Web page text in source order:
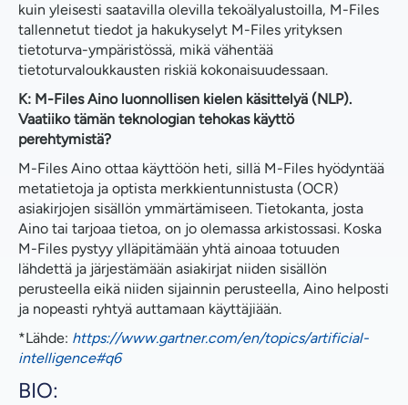
kuin yleisesti saatavilla olevilla tekoälyalustoilla, M-Files
tallennetut tiedot ja hakukyselyt M-Files yrityksen
tietoturva-ympäristössä, mikä vähentää
tietoturvaloukkausten riskiä kokonaisuudessaan.
K: M-Files Aino luonnollisen kielen käsittelyä (NLP).
Vaatiiko tämän teknologian tehokas käyttö
perehtymistä?
M-Files Aino ottaa käyttöön heti, sillä M-Files hyödyntää
metatietoja ja optista merkkientunnistusta (OCR)
asiakirjojen sisällön ymmärtämiseen. Tietokanta, josta
Aino tai tarjoaa tietoa, on jo olemassa arkistossasi. Koska
M-Files pystyy ylläpitämään yhtä ainoaa totuuden
lähdettä ja järjestämään asiakirjat niiden sisällön
perusteella eikä niiden sijainnin perusteella, Aino helposti
ja nopeasti ryhtyä auttamaan käyttäjiään.
*Lähde: https://www.gartner.com/en/topics/artificial-
intelligence#q6
BIO: